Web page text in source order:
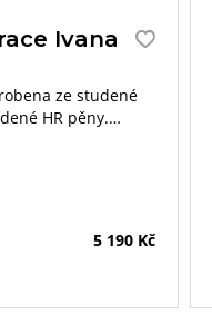
Ivana
ze studené
HR pěny.
do 130 kg.
5 190 Kč